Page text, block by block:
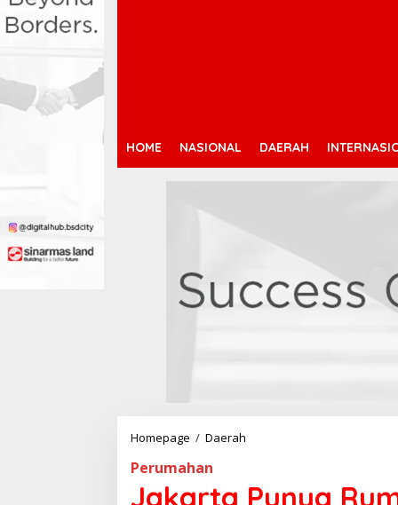
HOME NASIONAL DAERAH
Homepage / Daerah
a
Perumahan
Jakarta Punya